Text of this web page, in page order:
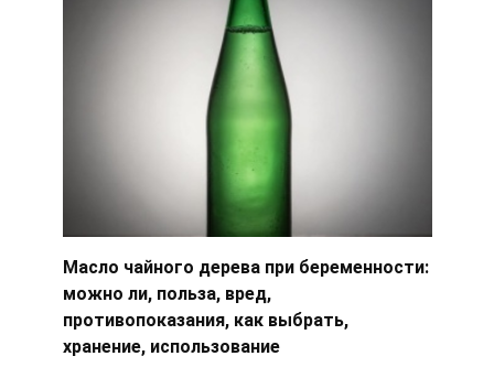
Масло чайного дерева при беременности:
можно ли, польза, вред,
противопоказания, как выбрать,
хранение, использование